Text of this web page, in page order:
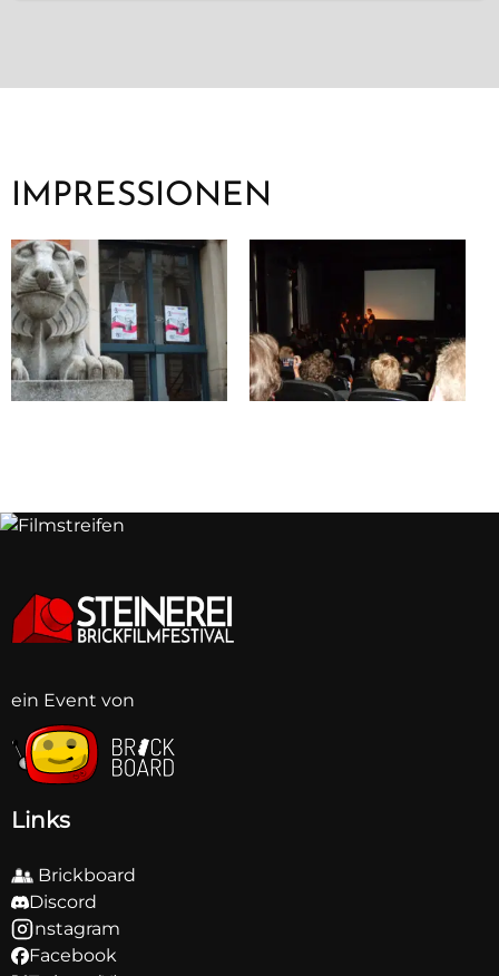
IMPRESSIONEN
ein Event von
BBBBBBBB
BB
BB
BB
BB
Links
Brickboard
Discord
Instagram
Facebook